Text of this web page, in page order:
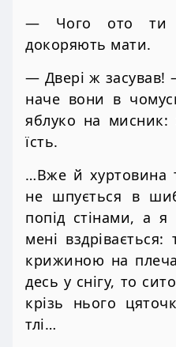
— Чого ото ти
докоряють мати.
— Двері ж засував!
наче вони в
яблуко на
їсть.
…Вже й хуртовина
не шпується в
попід стінами, а
мені
крижиною на
десь у снігу, то
крізь нього
тлі…